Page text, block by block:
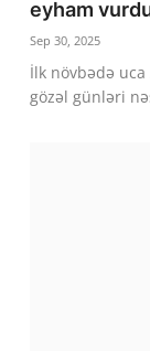
eyham
Sep 30, 2025
İlk növbədə
gözəl günləri